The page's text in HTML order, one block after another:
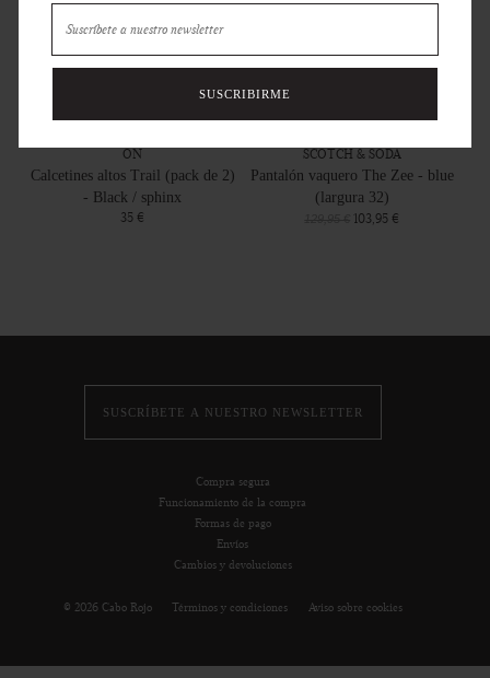
SUSCRIBIRME
ON
Calcetines altos Trail (pack de 2)
- Black / sphinx
35 €
SCOTCH & SODA
Pantalón vaquero The Zee - blue
(largura 32)
103,95 €
SUSCRÍBETE A NUESTRO NEWSLETTER
Compra segura
Funcionamiento de la compra
Formas de pago
Envíos
Cambios y devoluciones
© 2026 Cabo Rojo Términos y condiciones Aviso sobre cookies